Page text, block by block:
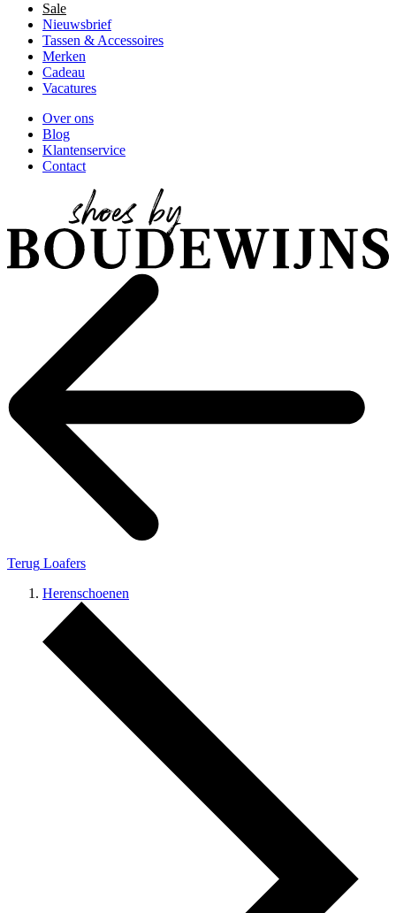
Sale
Nieuwsbrief
Tassen & Accessoires
Merken
Cadeau
Vacatures
Over ons
Blog
Klantenservice
Contact
Terug Loafers
Herenschoenen